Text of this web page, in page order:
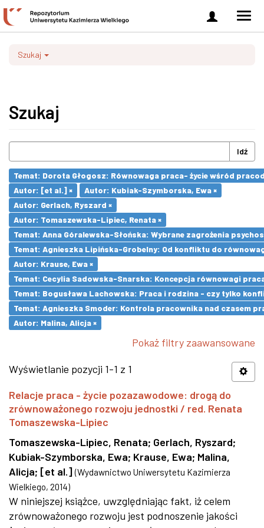
Zaloguj
się
Szukaj
Szukaj
Idź
Temat: Dorota Głogosz: Równowaga praca- życie wśród
Autor: [et al.] ×
Autor: Kubiak-Szymborska, Ewa ×
Autor: Gerlach, Ryszard ×
Autor: Tomaszewska-Lipiec, Renata ×
Temat: Anna Góralewska-Słońska: Wybrane zagrożenia
Temat: Agnieszka Lipińska-Grobelny: Od konfliktu do
Autor: Krause, Ewa ×
Temat: Cecylia Sadowska-Snarska: Koncepcja równowagi
Temat: Bogusława Lachowska: Praca i rodzina - czy tylko
Temat: Agnieszka Smoder: Kontrola pracownika nad czasem
Autor: Malina, Alicja ×
Pokaż filtry zaawansowane
Wyświetlanie pozycji 1-1 z 1
Relacje praca - życie pozazawodowe: drogą do
zrównoważonego rozwoju jednostki / red. Renata
Tomaszewska-Lipiec
Tomaszewska-Lipiec, Renata; Gerlach, Ryszard;
Kubiak-Szymborska, Ewa; Krause, Ewa; Malina,
Alicja; [et al.] (Wydawnictwo Uniwersytetu Kazimierza
Wielkiego, 2014)
W niniejszej książce, uwzględniając fakt, iż celem
zrównoważonego rozwoju jest podnoszenie jakości